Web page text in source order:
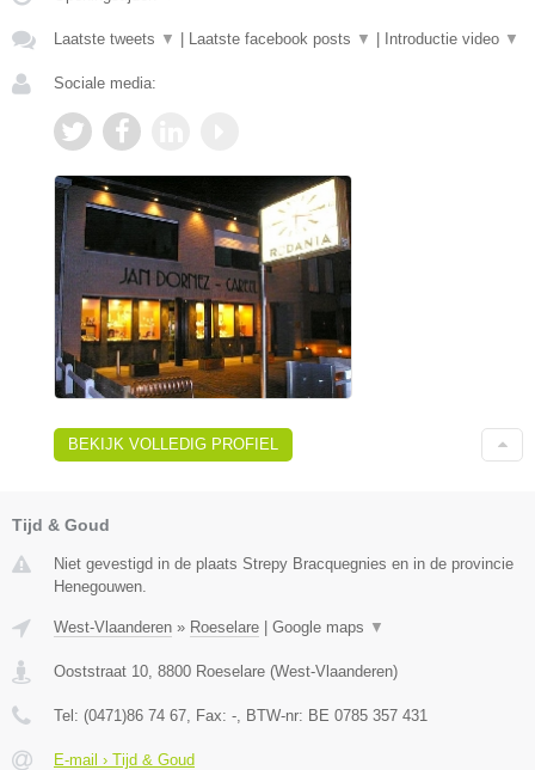
Laatste tweets ▼ Laatste facebook posts ▼ Introductie video ▼
Sociale media:
BEKIJK VOLLEDIG PROFIEL
Tijd & Goud
Niet gevestigd in de plaats Strepy Bracquegnies en in de provincie
Henegouwen.
West-Vlaanderen » Roeselare | Google maps ▼
Ooststraat 10 8800 Roeselare (West-Vlaanderen)
Tel: (0471)86 74 67 , Fax: - , BTW-nr: BE 0785 357 431
E-mail › Tijd & Goud